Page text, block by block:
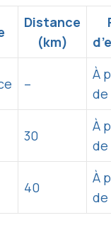
Distance
(km)
–
À
de
30
À
de
40
À
de